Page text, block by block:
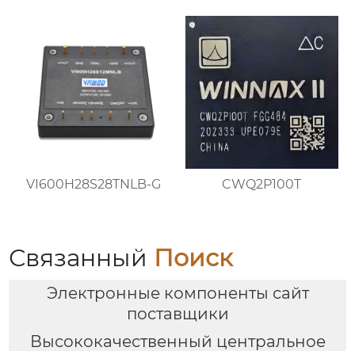
VI600H28S28TNLB-G CWQ2P100T
Связанный Поиск
Электронные компоненты сайт
поставщики
Высококачественный центральное